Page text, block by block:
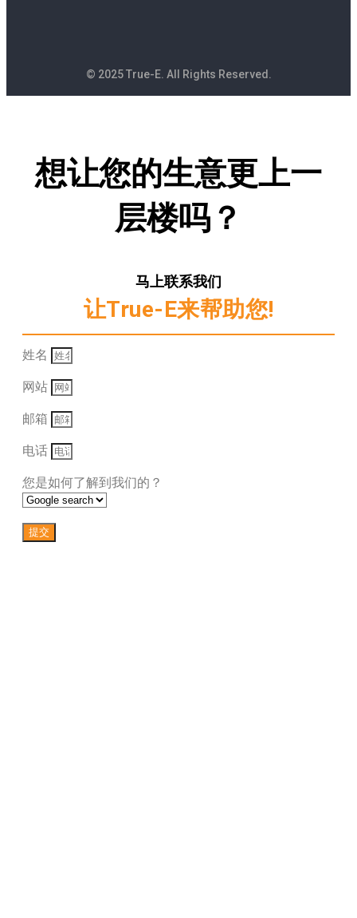
© 2025 True-E. All Rights Reserved.
想让您的生意更上一
层楼吗？
马上联系我们
让True-E来帮助您!
姓名
网站
邮箱
电话
您是如何了解到我们的？
提交